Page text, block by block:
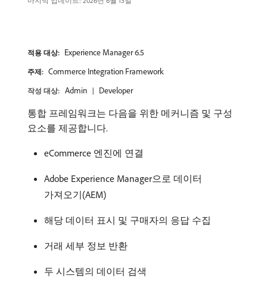
적용 대상: Experience Manager 6.5
주제: Commerce Integration Framework
작성 대상: Admin Developer
통합 프레임워크는 다음을 위한 메커니즘 및 구성
요소를 제공합니다.
eCommerce 엔진에 연결
Adobe Experience Manager으로 데이터
가져오기(AEM)
해당 데이터 표시 및 구매자의 응답 수집
거래 세부 정보 반환
두 시스템의 데이터 검색